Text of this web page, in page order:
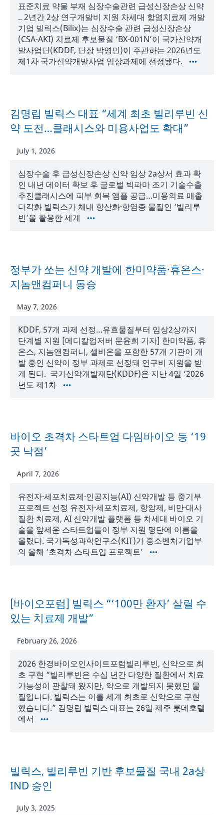
표준치료 약물 부재 심장수술관련 급성신장손상 신약
.. 2년간 2상 연구개발비 지원 차세대 항염치료제 개발
기업 빌릭스(Bilix)는 심장수술 관련 급성신장손상
(CSA-AKI) 치료제 후보물질 ‘BX-001N’이 국가신약개
발사업단(KDDF, 단장 박영민)이 주관하는 2026년도
제1차 국가신약개발사업 임상과제에 선정됐다.
김명립 빌릭스 대표 “세계 최초 빌리루빈 신
약 도전…클래시스와 미용사업도 확대”
July 1, 2026
심장수술 후 급성신장손상 신약 임상 2a상서 효과 확
인 내년 데이터 확보 후 글로벌 빅파마 조기 기술수출
추진클래시스에 피부 회복 앰플 공급…미용의료 매출
다각화 빌릭스가 체내 항산화·항염증 물질인 ‘빌리루
빈’을 활용한 세계
정부가 쏘는 신약 개발에 한미약품·휴온스·
지놈앤컴퍼니 동승
May 7, 2026
KDDF, 57개 과제 선정…유효물질부터 임상2상까지
단계별 지원 [메디칼업저버 문윤희 기자] 한미약품, 휴
온스, 지놈앤컴퍼니, 셀비온을 포함한 57개 기관이 개
발 중인 신약이 정부 과제로 선정돼 연구비 지원을 받
게 된다. 국가신약개발재단(KDDF)은 지난 4일 ‘2026
년도 제1차
바이오 초격차 스타트업 다임바이오 등 ‘19
곳 낙점’
April 7, 2026
유전자·세포치료제·인공지능(AI) 신약개발 등 중기부
프로젝트 선정 유전자·세포치료제, 항암제, 비만·대사
질환 치료제, AI 신약개발 플랫폼 등 차세대 바이오 기
술을 앞세운 스타트업들이 정부 지원 명단에 이름을
올렸다. 국가독성과학연구소(KIT)가 중소벤처기업부
의 올해 ‘초격차 스타트업 프로젝트’
[바이오포럼] 빌릭스 “‘100만 환자’ 살릴 수
있는 치료제 개발”
February 26, 2026
2026 한경바이오인사이트포럼빌리루빈, 신약으로 최
초 구현 “빌리루빈은 수십 년간 다양한 질환에서 치료
가능성이 관찰돼 왔지만, 약으로 개발되지 못했던 물
질입니다. 빌릭스는 이를 세계 최초로 신약으로 구현
했습니다.” 김명립 빌릭스 대표는 26일 제주 롯데호텔
에서
빌릭스, 빌리루빈 기반 후보물질 국내 2a상
IND 승인
July 3, 2025